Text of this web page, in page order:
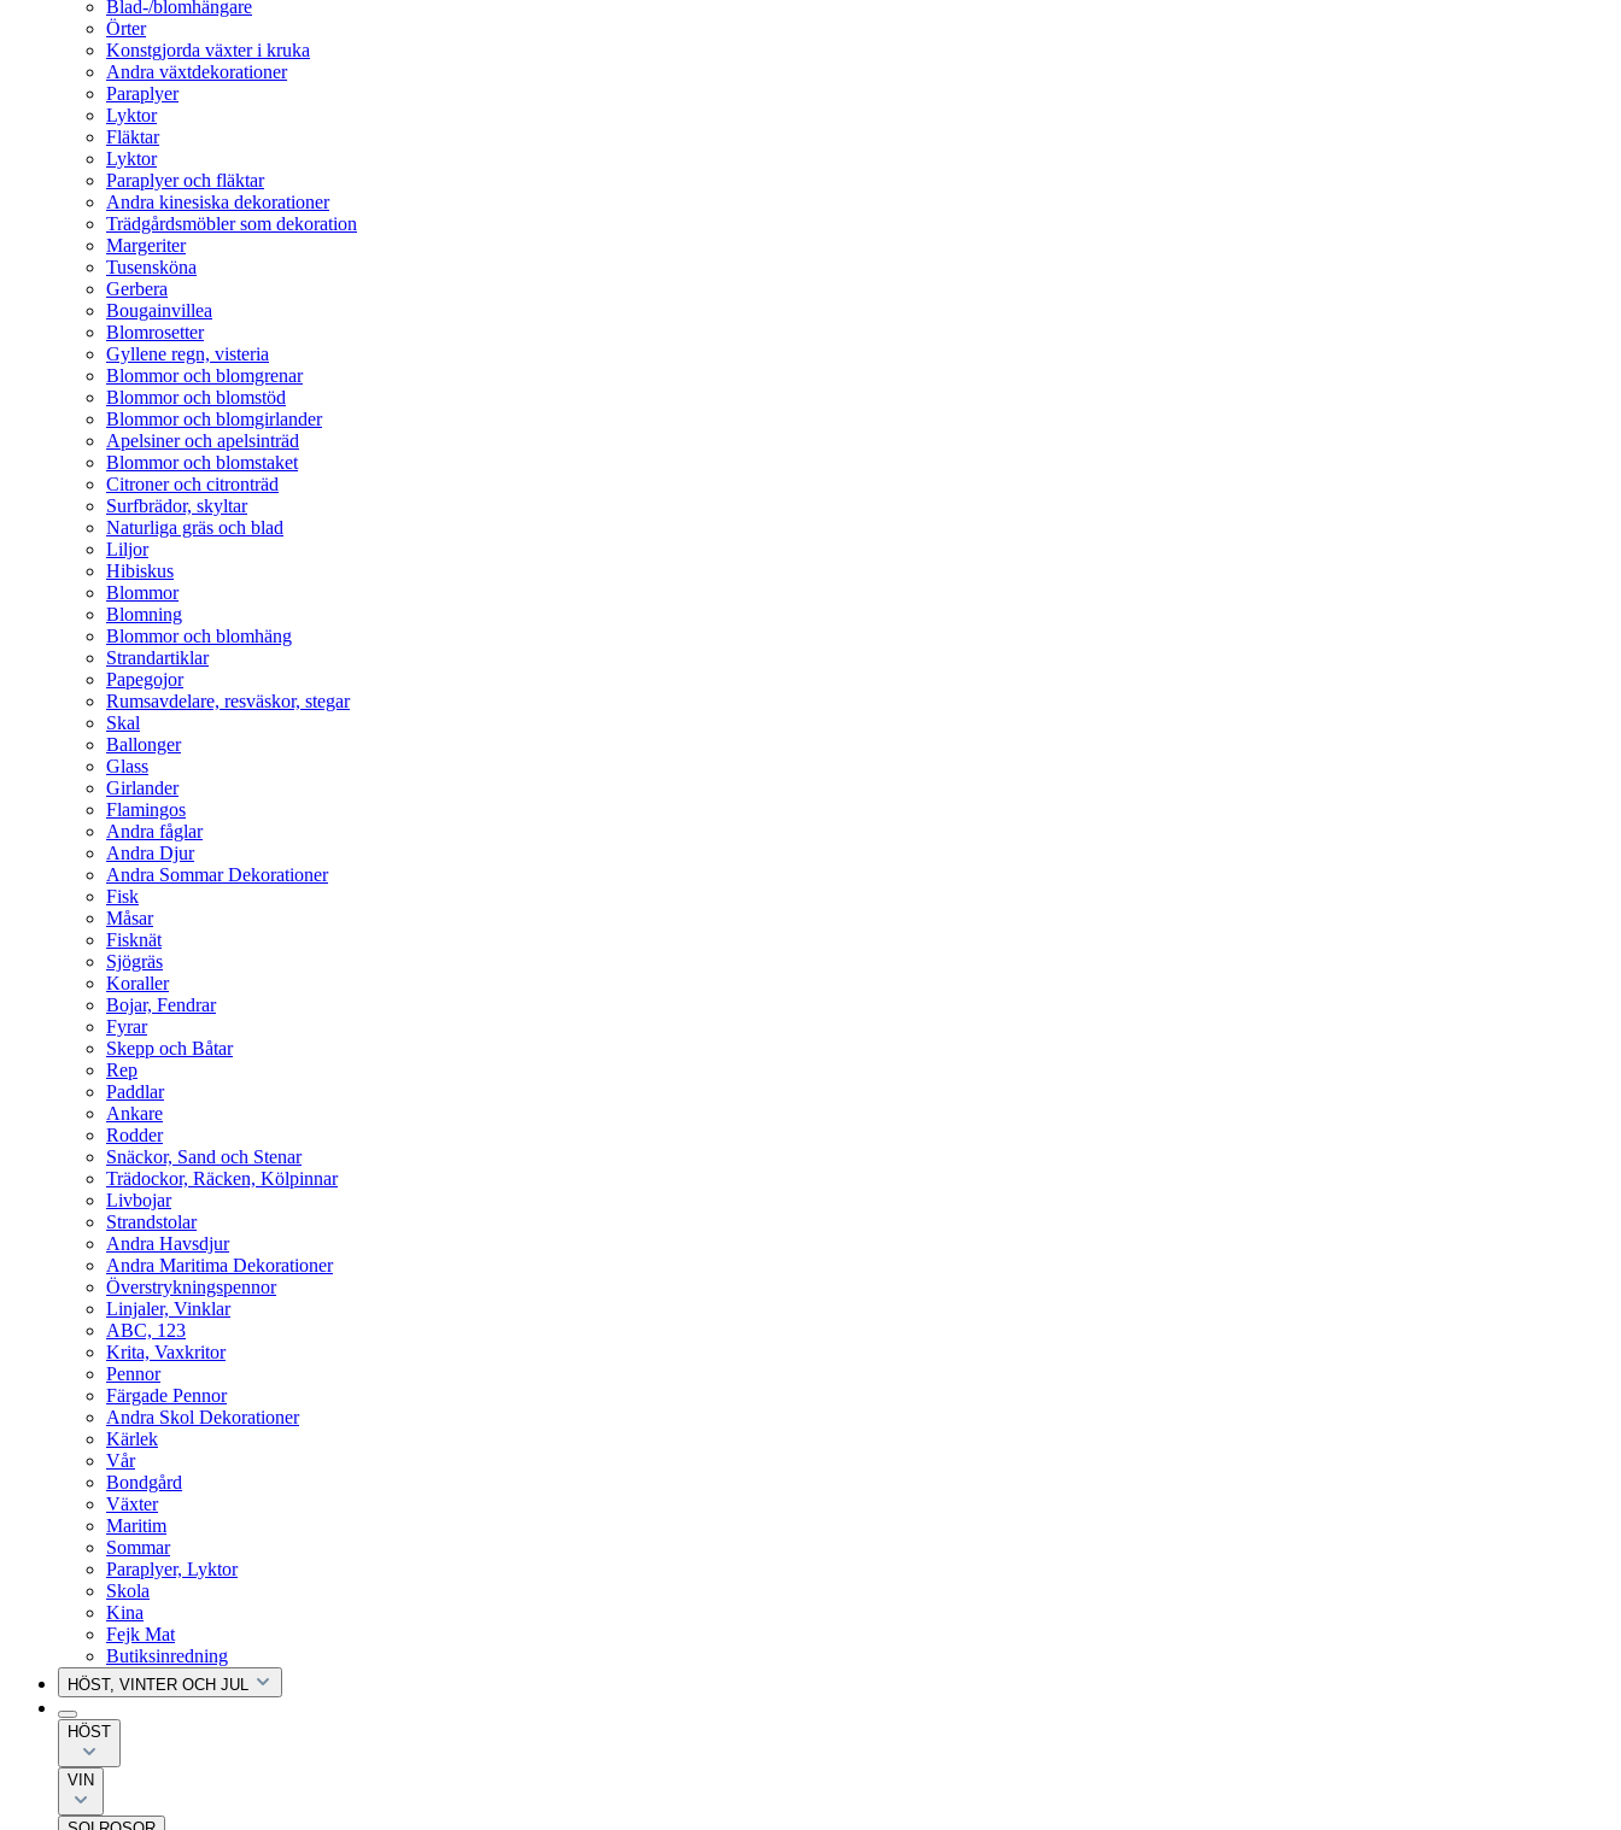
Blad-/blomhängare
Örter
Konstgjorda växter i kruka
Andra växtdekorationer
Paraplyer
Lyktor
Fläktar
Lyktor
Paraplyer och fläktar
Andra kinesiska dekorationer
Trädgårdsmöbler som dekoration
Margeriter
Tusensköna
Gerbera
Bougainvillea
Blomrosetter
Gyllene regn, visteria
Blommor och blomgrenar
Blommor och blomstöd
Blommor och blomgirlander
Apelsiner och apelsinträd
Blommor och blomstaket
Citroner och citronträd
Surfbrädor, skyltar
Naturliga gräs och blad
Liljor
Hibiskus
Blommor
Blomning
Blommor och blomhäng
Strandartiklar
Papegojor
Rumsavdelare, resväskor, stegar
Skal
Ballonger
Glass
Girlander
Flamingos
Andra fåglar
Andra Djur
Andra Sommar Dekorationer
Fisk
Måsar
Fisknät
Sjögräs
Koraller
Bojar, Fendrar
Fyrar
Skepp och Båtar
Rep
Paddlar
Ankare
Rodder
Snäckor, Sand och Stenar
Trädockor, Räcken, Kölpinnar
Livbojar
Strandstolar
Andra Havsdjur
Andra Maritima Dekorationer
Överstrykningspennor
Linjaler, Vinklar
ABC, 123
Krita, Vaxkritor
Pennor
Färgade Pennor
Andra Skol Dekorationer
Kärlek
Vår
Bondgård
Växter
Maritim
Sommar
Paraplyer, Lyktor
Skola
Kina
Fejk Mat
Butiksinredning
HÖST, VINTER OCH JUL
HÖST
VIN